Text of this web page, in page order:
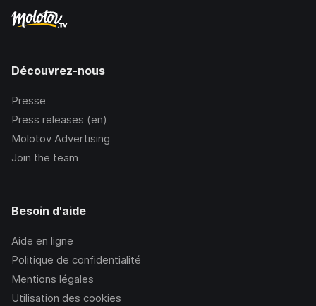
Découvrez-nous
Presse
Press releases (en)
Molotov Advertising
Join the team
Besoin d'aide
Aide en ligne
Politique de confidentialité
Mentions légales
Utilisation des cookies